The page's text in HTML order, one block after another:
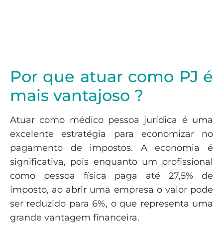
Por que atuar como PJ é
mais vantajoso ?
Atuar como médico pessoa jurídica é uma
excelente estratégia para economizar no
pagamento de impostos. A economia é
significativa, pois enquanto um profissional
como pessoa física paga até 27,5% de
imposto, ao abrir uma empresa o valor pode
ser reduzido para 6%, o que representa uma
grande vantagem financeira.